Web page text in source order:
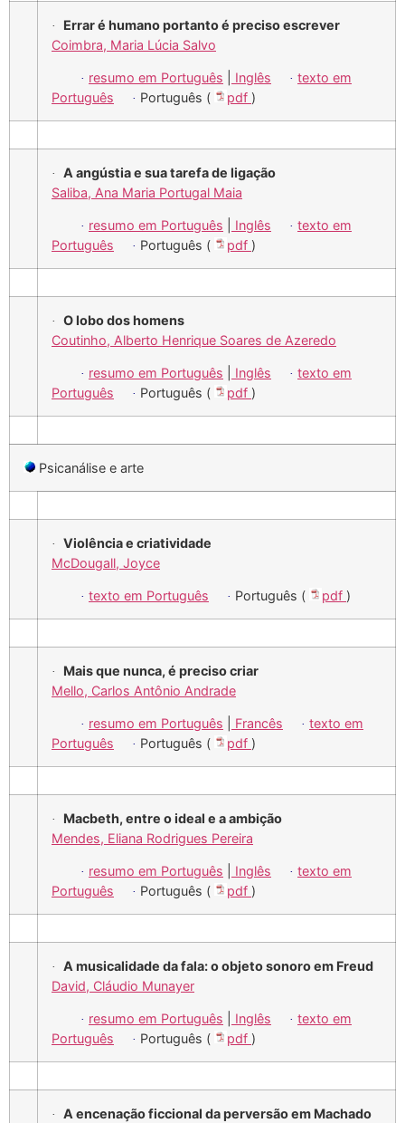
·
Errar é humano portanto é preciso escrever
Coimbra, Maria Lúcia Salvo
· resumo em Português Inglês · texto em
Português
· Português ( pdf )
·
A angústia e sua tarefa de ligação
Saliba, Ana Maria Portugal Maia
· resumo em Português Inglês · texto em
Português
· Português ( pdf )
·
O lobo dos homens
Coutinho, Alberto Henrique Soares de Azeredo
· resumo em Português Inglês · texto em
Português
· Português ( pdf )
Psicanálise e arte
·
Violência e criatividade
McDougall, Joyce
· texto em Português · Português ( pdf )
·
Mais que nunca, é preciso criar
Mello, Carlos Antônio Andrade
· resumo em Português Francês · texto em
Português
· Português ( pdf )
·
Macbeth, entre o ideal e a ambição
Mendes, Eliana Rodrigues Pereira
· resumo em Português Inglês · texto em
Português
· Português ( pdf )
·
A musicalidade da fala: o objeto sonoro em Freud
David, Cláudio Munayer
· resumo em Português Inglês · texto em
Português
· Português ( pdf )
·
A encenação ficcional da perversão em Machado